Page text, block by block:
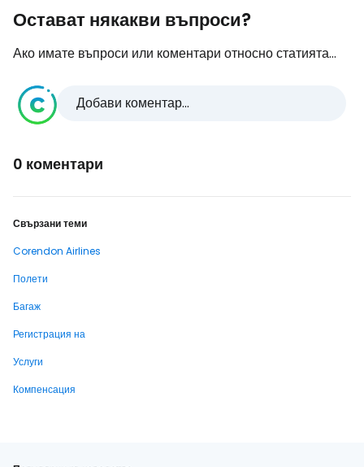
Остават някакви въпроси?
Ако имате въпроси или коментари относно статията...
Добави коментар...
0 коментари
Свързани теми
Corendon Airlines
Полети
Багаж
Регистрация на
Услуги
Компенсация